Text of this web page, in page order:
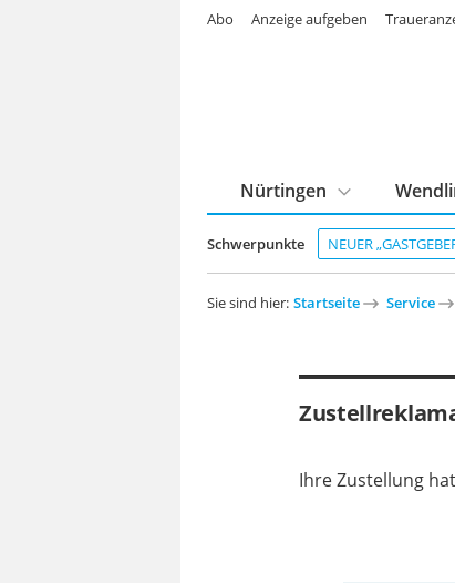
Schwerpunkte NEUER
Nürtingen
Abo Anzeige aufgeben
Sie sind hier: Startseite Service
Ihre Zustellung